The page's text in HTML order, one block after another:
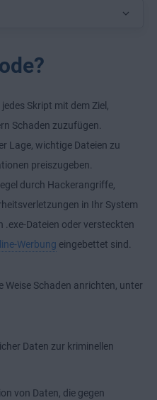
Skript mit dem Ziel,
Schaden zuzufügen.
Lage, wichtige Dateien zu
preiszugeben.
durch Hackerangriffe,
in Ihr System
Dateien oder versteckten
Werbung eingebettet sind.
Weise Schaden anrichten, unter
Daten zur kriminellen
von Daten, die gegen